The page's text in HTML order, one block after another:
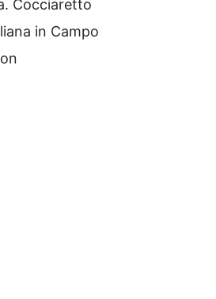
Cocciaretto
in Campo